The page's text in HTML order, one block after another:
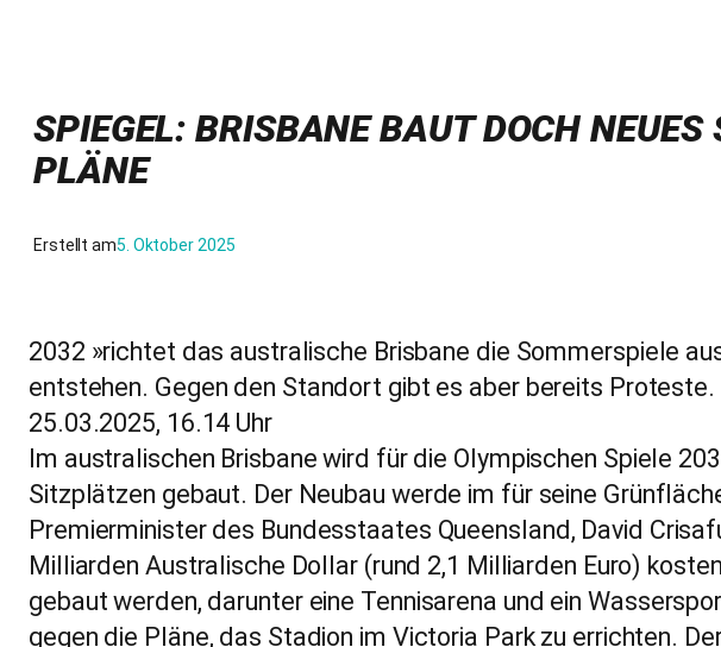
SPIEGEL: BRISBANE BAUT DOCH
PLÄNE
Erstellt am5. Oktober 2025
2032 »richtet das australische Brisbane die Sommerspiele
entstehen. Gegen den Standort gibt es aber bereits Proteste.
25.03.2025, 16.14 Uhr
Im australischen Brisbane wird für die Olympischen Spiele
Sitzplätzen gebaut. Der Neubau werde im für seine
Premierminister des Bundesstaates Queensland, David
Milliarden Australische Dollar (rund 2,1 Milliarden Euro)
gebaut werden, darunter eine Tennisarena und ein
gegen die Pläne, das Stadion im Victoria Park zu errichten.